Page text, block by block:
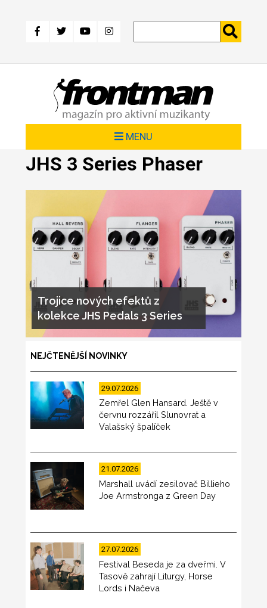
hlavnímu
MENU
JHS 3 Series Phaser
Trojice nových efektů z
kolekce JHS Pedals 3 Series
NEJČTENĚJŠÍ NOVINKY
29.07.2026
Zemřel Glen Hansard. Ještě v
červnu rozzářil Slunovrat a
Valašský špalíček
21.07.2026
Marshall uvádí zesilovač Billieho
Joe Armstronga z Green Day
27.07.2026
Festival Beseda je za dveřmi. V
Tasově zahrají Liturgy, Horse
Lords i Načeva